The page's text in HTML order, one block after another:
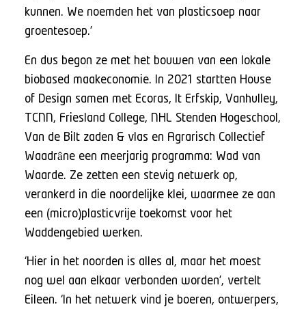
kunnen. We noemden het van plasticsoep naar
groentesoep.’
En dus begon ze met het bouwen van een lokale
biobased maakeconomie. In 2021 startten House
of Design samen met Ecoras, It Erfskip, Vanhulley,
TCNN, Friesland College, NHL Stenden Hogeschool,
Van de Bilt zaden & vlas en Agrarisch Collectief
Waadrâne een meerjarig programma: Wad van
Waarde. Ze zetten een stevig netwerk op,
verankerd in die noordelijke klei, waarmee ze aan
een (micro)plasticvrije toekomst voor het
Waddengebied werken.
‘Hier in het noorden is alles al, maar het moest
nog wel aan elkaar verbonden worden’, vertelt
Eileen. ‘In het netwerk vind je boeren, ontwerpers,